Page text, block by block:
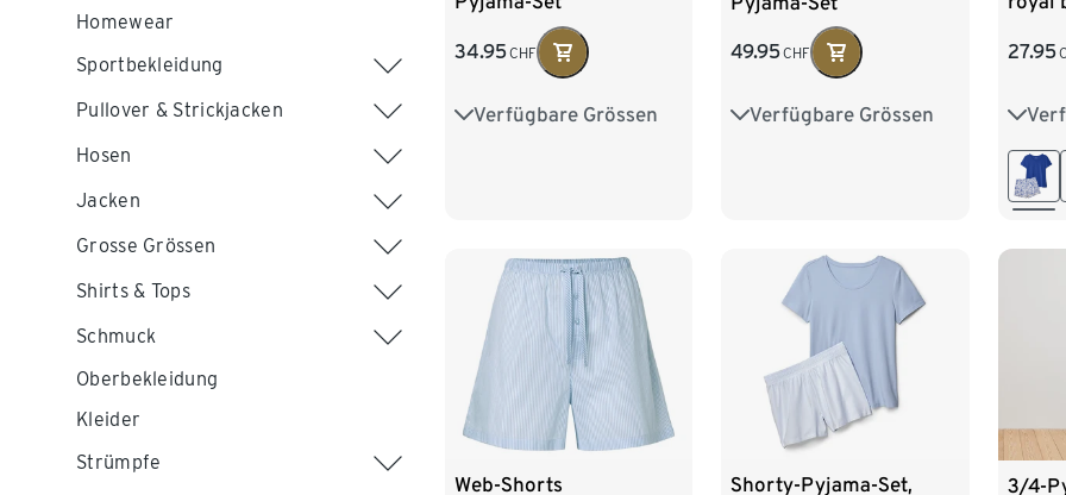
Homewear
Sportbekleidung
Pullover & Strickjacken
Hosen
Jacken
Grosse Grössen
Shirts & Tops
Schmuck
Oberbekleidung
Kleider
Strümpfe
34.95CHF
Verfügbare Grössen
36 38 40 42
49.95CHF
Verfügbare Grössen
36 38 40 42
27.95
XS
M 40/
Web-Shorts
Shorty-Pyjama-Set,
3/4-